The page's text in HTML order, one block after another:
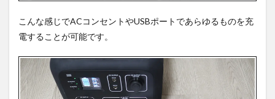
こんな感じでACコンセントやUSBポートであらゆるものを充
電することが可能です。